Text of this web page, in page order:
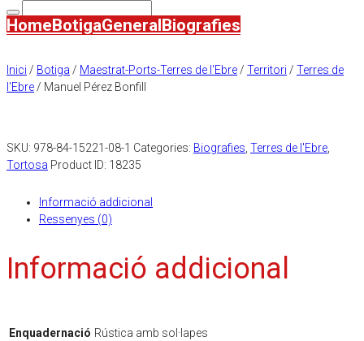
HomeBotigaGeneralBiografies
Inici / Botiga / Maestrat-Ports-Terres de l'Ebre / Territori / Terres de
l'Ebre / Manuel Pérez Bonfill
SKU: 978-84-15221-08-1 Categories: Biografies Terres de l'Ebre
Tortosa Product ID: 18235
Informació addicional
Ressenyes (0)
Informació addicional
Enquadernació Rústica amb sol·lapes